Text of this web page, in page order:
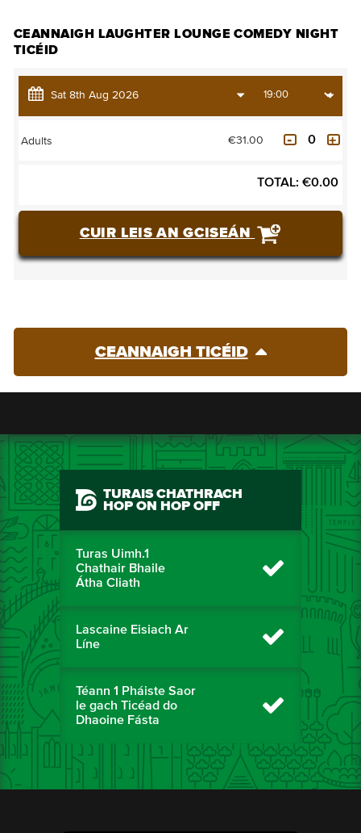
CEANNAIGH LAUGHTER LOUNGE COMEDY NIGHT
TICÉID
Adults €31.00
TOTAL: €0.00
CUIR LEIS AN GCISEÁN
CEANNAIGH TICÉID
TURAIS CHATHRACH
HOP ON HOP OFF
Turas Uimh.1
Chathair Bhaile
Átha Cliath
Lascaine Eisiach Ar
Líne
Téann 1 Pháiste Saor
le gach Ticéad do
Dhaoine Fásta